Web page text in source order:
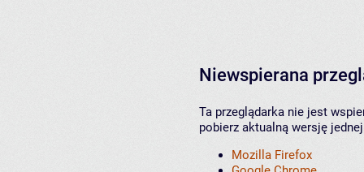
Niewspierana
Ta przeglądarka nie jest
pobierz aktualną wersję
Mozilla Firefox